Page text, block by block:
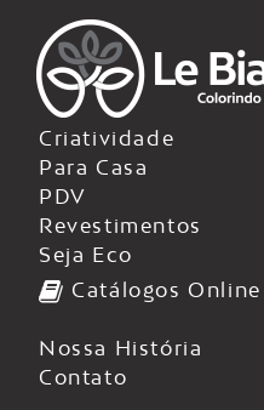
Criatividade
Para Casa
PDV
Revestimentos
Seja Eco
Catálogos Online
Nossa História
Contato